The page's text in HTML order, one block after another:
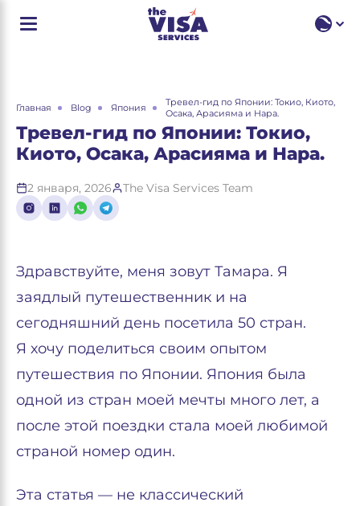
RU
Главная Blog Япония
Тревел-гид по Японии: Токио, Киото,
Осака, Арасияма и Нара.
Тревел-гид по Японии: Токио,
Киото, Осака, Арасияма и Нара.
2 января, 2026 The Visa Services Team
Здравствуйте, меня зовут Тамара. Я
заядлый путешественник и на
сегодняшний день посетила 50 стран.
Я хочу поделиться своим опытом
путешествия по Японии. Япония была
одной из стран моей мечты много лет, а
после этой поездки стала моей любимой
страной номер один.
Эта статья — не классический